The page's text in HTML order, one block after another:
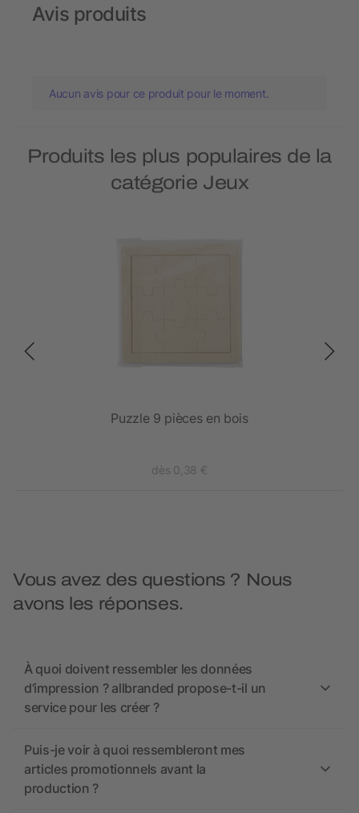
Avis produits
Aucun avis pour ce produit pour le moment.
Produits les plus populaires de la
catégorie Jeux
Puzzle 9 pièces en bois
dès 0,38 €
Vous avez des questions ? Nous
avons les réponses.
À quoi doivent ressembler les données
d’impression ? allbranded propose-t-il un
service pour les créer ?
Puis-je voir à quoi ressembleront mes
articles promotionnels avant la
production ?